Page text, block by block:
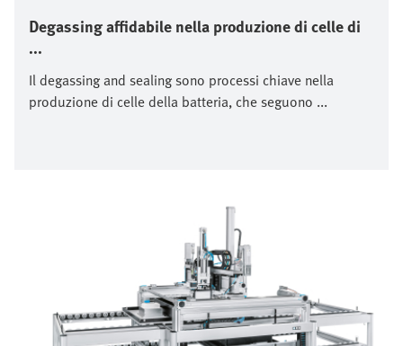
Degassing affidabile nella produzione di celle di
...
Il degassing and sealing sono processi chiave nella
produzione di celle della batteria, che seguono ...